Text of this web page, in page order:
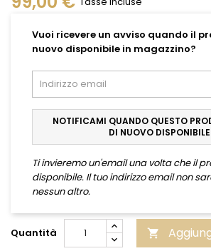
Vuoi ricevere un avviso quando il
nuovo disponibile in magazzino?
NOTIFICAMI QUANDO QUESTO
DI NUOVO DISPONIBILE
Ti invieremo un'email una volta che il
disponibile. Il tuo indirizzo email non
nessun altro.
Quantità 